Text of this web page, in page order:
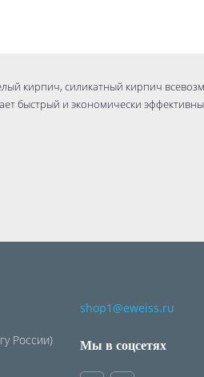
кирпич, силикатный кирпич
быстрый и экономически
России)
shop1@eweiss.ru
Мы в соцсетях